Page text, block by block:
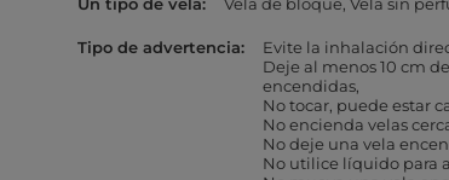
Tipo de advertencia Evite la inhalación
Deje al menos 10 cm
encendidas
No tocar, puede estar
No encienda velas
No deje una vela
No utilice líquido para